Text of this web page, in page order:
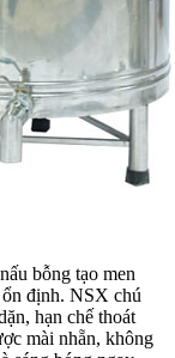
bỗng tạo men
ổn định. NSX chú
hạn chế thoát
mài nhẵn, không